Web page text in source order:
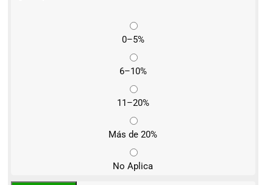
0–5%
6–10%
11–20%
Más de 20%
No Aplica